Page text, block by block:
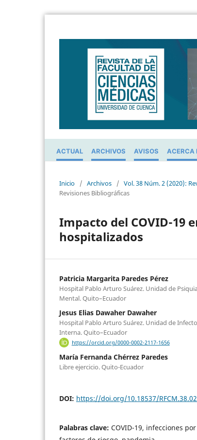
ACTUAL ARCHIVOS AVISOS ACERCA
Inicio / Archivos / Vol. 38 Núm. 2 (2020):
Revisiones Bibliográficas
Impacto del COVID-19
hospitalizados
Patricia Margarita Paredes Pérez
Hospital Pablo Arturo Suárez. Unidad de
Mental. Quito–Ecuador
Jesus Elias Dawaher Dawaher
Hospital Pablo Arturo Suárez. Unidad de
Interna. Quito–Ecuador
https://orcid.org/0000-0002-2117-1656
María Fernanda Chérrez Paredes
Libre ejercicio. Quito-Ecuador
DOI: https://doi.org/10.18537/
Palabras clave: COVID-19, infecciones